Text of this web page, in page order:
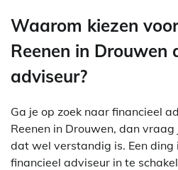
Waarom kiezen
Reenen in Drouwen
adviseur?
Ga je op zoek naar financieel
Reenen in Drouwen, dan
dat wel verstandig is. Een ding
financieel adviseur in te